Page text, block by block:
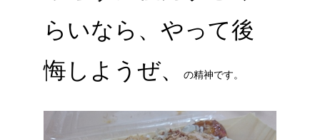
らいなら、やって後
悔しようぜ、
の精神です。